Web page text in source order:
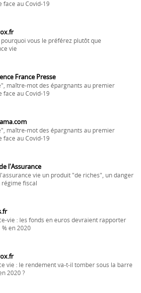
face au Covid-19
pourquoi vous le préférez plutôt que
vie
France Presse
maître-mot des épargnants au premier
face au Covid-19
maître-mot des épargnants au premier
face au Covid-19
l'Assurance
vie un produit "de riches", un danger
fiscal
vie : les fonds en euros devraient rapporter
% en 2020
vie : le rendement va-t-il tomber sous la barre
2020 ?